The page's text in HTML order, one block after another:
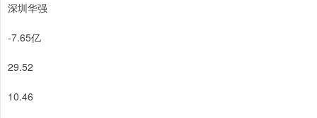
深圳华强
-7.65亿
29.52
10.46